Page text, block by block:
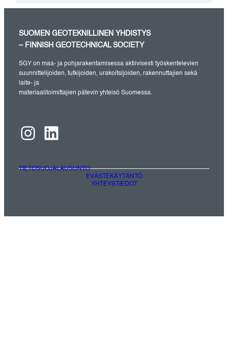
SUOMEN GEOTEKNILLINEN YHDISTYS
– FINNISH GEOTECHNICAL SOCIETY
SGY on maa- ja pohjarakentamisessa aktiivisesti työskentelevien
suunnittelijoiden, tutkijoiden, urakoitsijoiden, rakennuttajien sekä
laite- ja
materiaalitoimittajien pätevin yhteisö Suomessa.
Instagram LinkedIn
TIETOSUOJALAUSUNTO
EVÄSTEKÄYTÄNTÖ
YHTEYSTIEDOT